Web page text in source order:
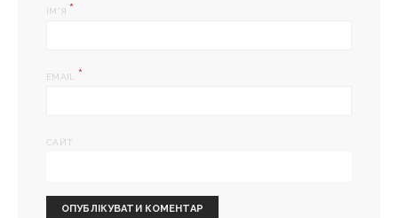
ІМ'Я *
EMAIL *
САЙТ